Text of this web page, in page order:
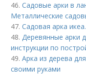
46.Садовые арки в
Металлические
47.Садовая арка
48.Деревянные арки
инструкции по
49.Арка из дерева
своими руками